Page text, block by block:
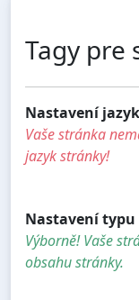
Tagy pre
Nastavení
Vaše stránka
jazyk stránky!
Nastavení typu
Výborně! Vaše
obsahu stránky.